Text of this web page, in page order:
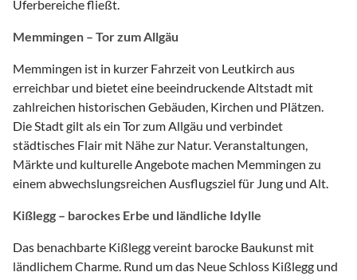
Uferbereiche fließt.
Memmingen – Tor zum Allgäu
Memmingen ist in kurzer Fahrzeit von Leutkirch aus
erreichbar und bietet eine beeindruckende Altstadt mit
zahlreichen historischen Gebäuden, Kirchen und Plätzen.
Die Stadt gilt als ein Tor zum Allgäu und verbindet
städtisches Flair mit Nähe zur Natur. Veranstaltungen,
Märkte und kulturelle Angebote machen Memmingen zu
einem abwechslungsreichen Ausflugsziel für Jung und Alt.
Kißlegg – barockes Erbe und ländliche Idylle
Das benachbarte Kißlegg vereint barocke Baukunst mit
ländlichem Charme. Rund um das Neue Schloss Kißlegg und